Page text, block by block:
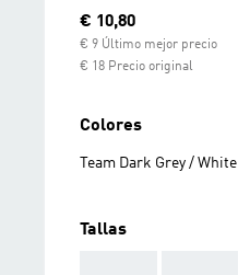
Precio actual
€ 10,80
€ 9 Último mejor precio
€ 18 Precio original
Colores
Team Dark Grey / White
Tallas